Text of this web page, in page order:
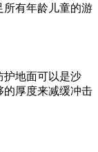
所有年龄儿童的游
护地面可以是沙
的厚度来减缓冲击